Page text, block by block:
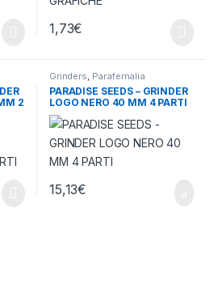
1,73€
2
Grinders Parafernalia
PARADISE SEEDS – GRINDER
LOGO NERO 40 MM 4 PARTI
15,13€